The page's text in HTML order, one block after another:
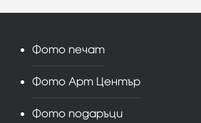
Фото печат
Фото Арт Център
Фото подаръци